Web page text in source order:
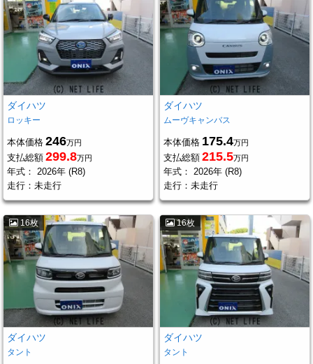
ダイハツ
ロッキー
本体価格 246万円
支払総額 299.8万円
年式： 2026年 (R8)
走行：未走行
ダイハツ
ムーヴキャンバス
本体価格 175.4万円
支払総額 215.5万円
年式： 2026年 (R8)
走行：未走行
16枚
ダイハツ
タント
16枚
ダイハツ
タント